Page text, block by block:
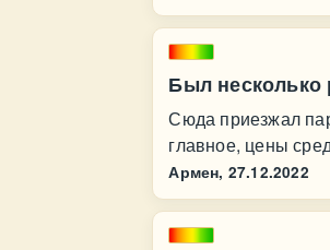
Был несколько
Сюда приезжал
главное, цены
Армен, 27.12.2022